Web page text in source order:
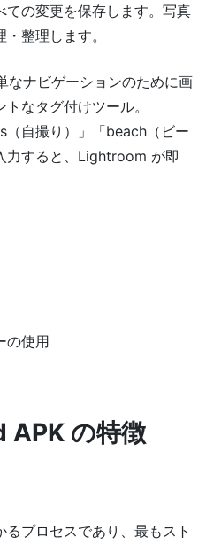
の変更を保存します。写真
整理します。
なナビゲーションのために画
なタグ付けツール。
（自撮り）」「beach（ビー
力すると、Lightroom が即
の使用
の特徴
プロセスであり、最もスト